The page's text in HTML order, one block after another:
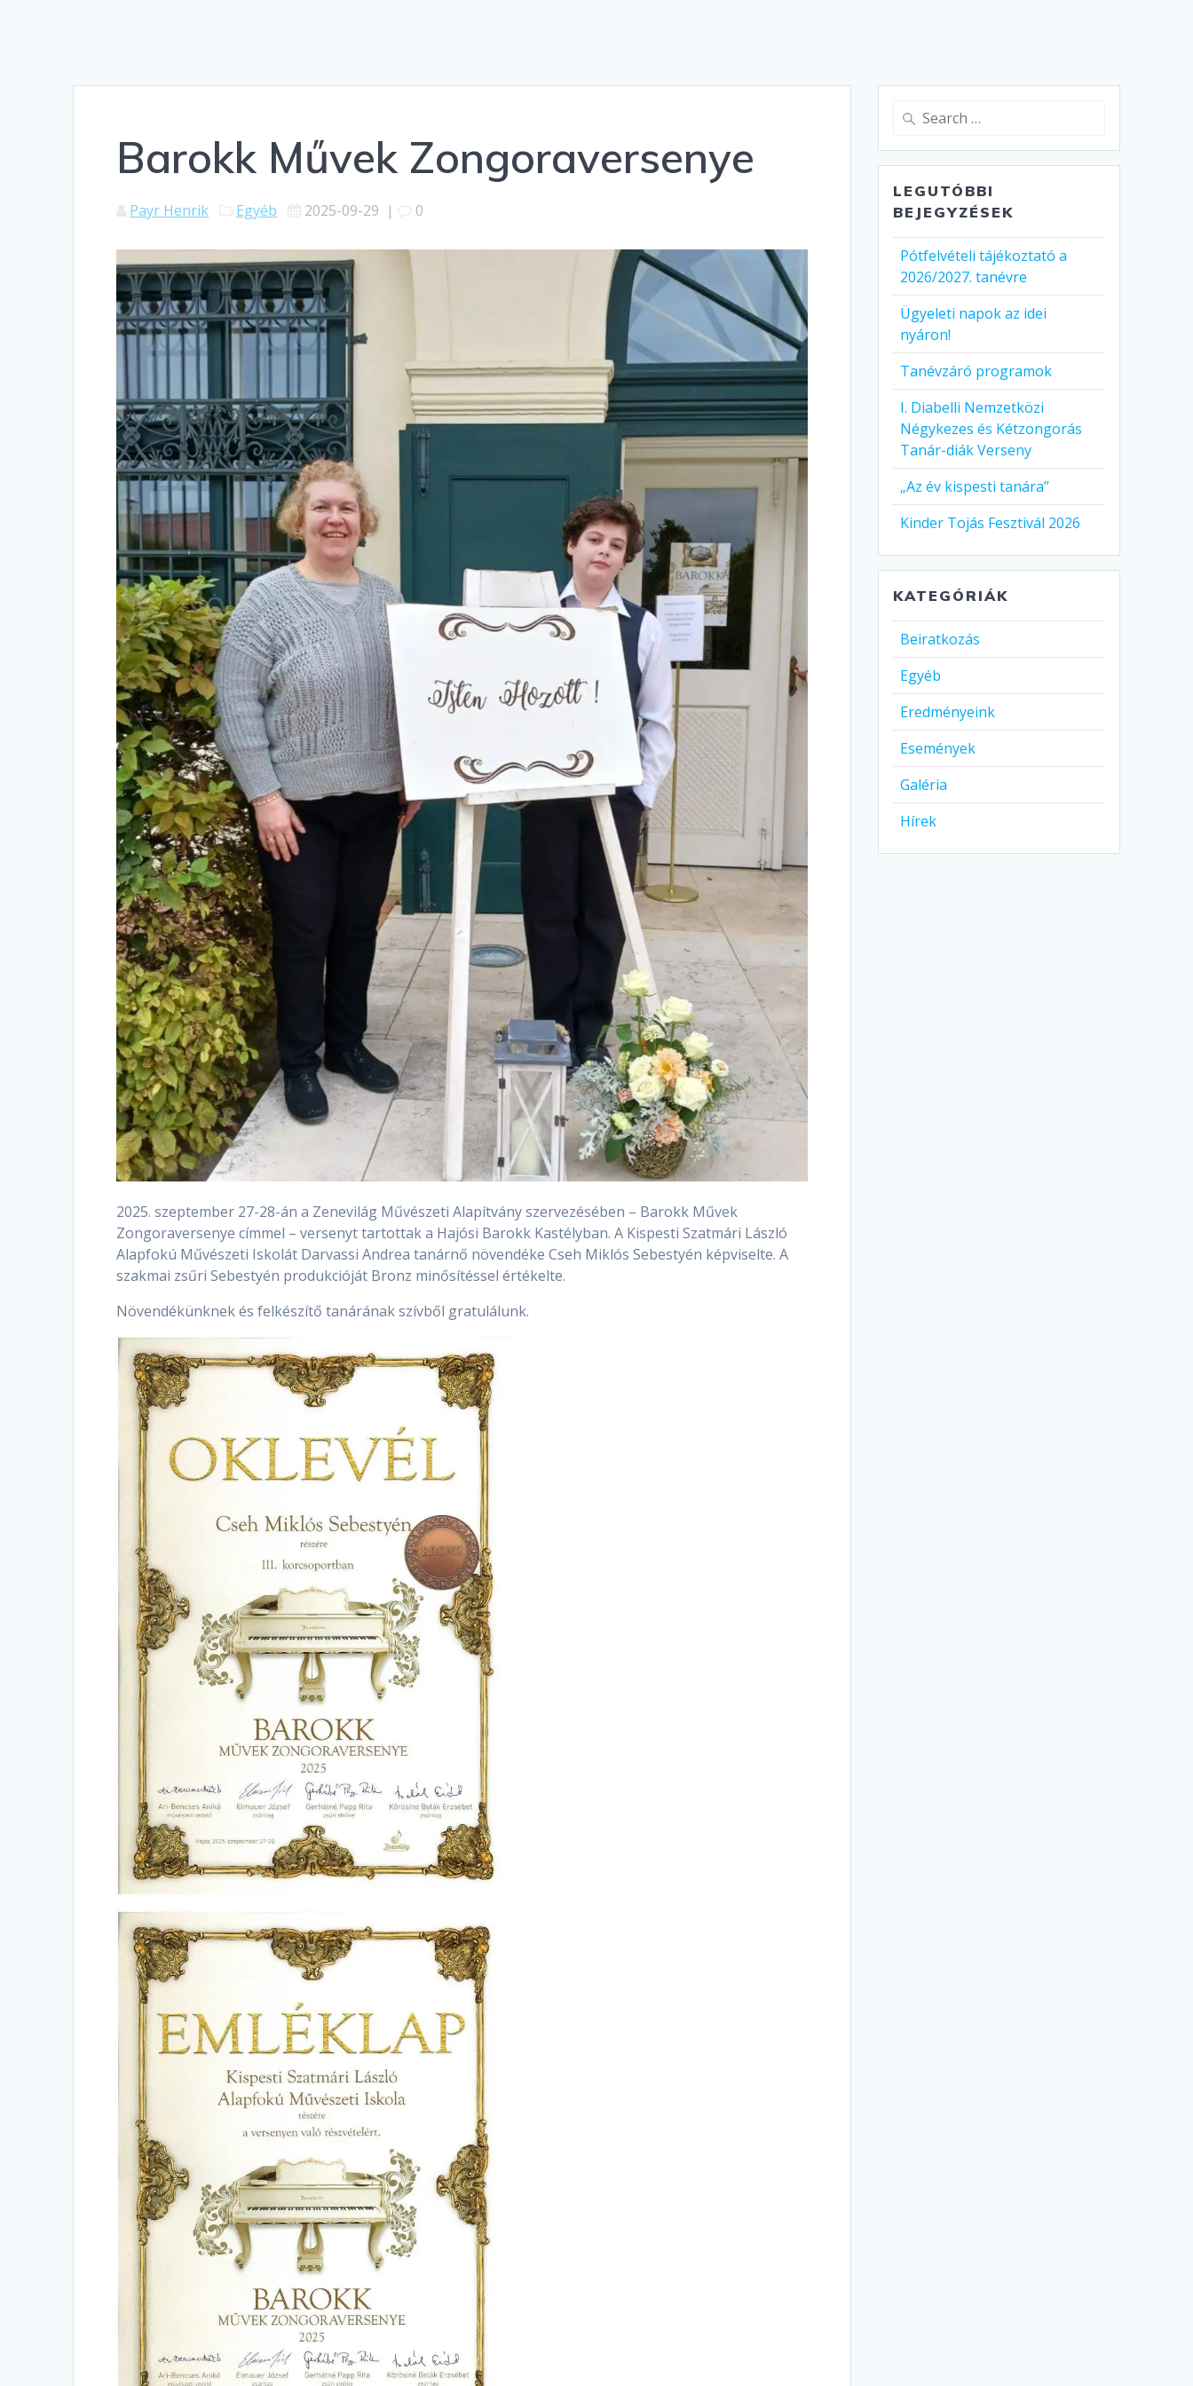
Barokk Művek Zongoraversenye
Payr Henrik Egyéb 2025-09-29 | 0
2025. szeptember 27-28-án a Zenevilág Művészeti Alapítvány szervezésében – Barokk Művek
Zongoraversenye címmel – versenyt tartottak a Hajósi Barokk Kastélyban. A Kispesti Szatmári László
Alapfokú Művészeti Iskolát Darvassi Andrea tanárnő növendéke Cseh Miklós Sebestyén képviselte. A
szakmai zsűri Sebestyén produkcióját Bronz minősítéssel értékelte.
Növendékünknek és felkészítő tanárának szívből gratulálunk.
Search
LEGUTÓBBI
BEJEGYZÉSEK
Pótfelvételi tájékoztató a
2026/2027. tanévre
Ügyeleti napok az idei
nyáron!
Tanévzáró programok
I. Diabelli Nemzetközi
Négykezes és Kétzongorás
Tanár-diák Verseny
„Az év kispesti tanára”
Kinder Tojás Fesztivál 2026
KATEGÓRIÁK
Beiratkozás
Egyéb
Eredményeink
Események
Galéria
Hírek